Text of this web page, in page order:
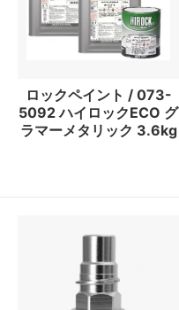
ロックペイント / 073-
5092 ハイロックECO グ
ラマーメタリック 3.6kg